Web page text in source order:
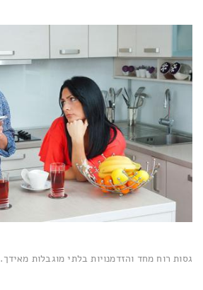
גסות רוח מחד והזדמנויות בלתי מוגבלות מאידך.